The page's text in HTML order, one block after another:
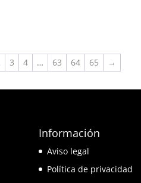
3 4 … 63 64 65 →
Información
Aviso legal
Política de privacidad